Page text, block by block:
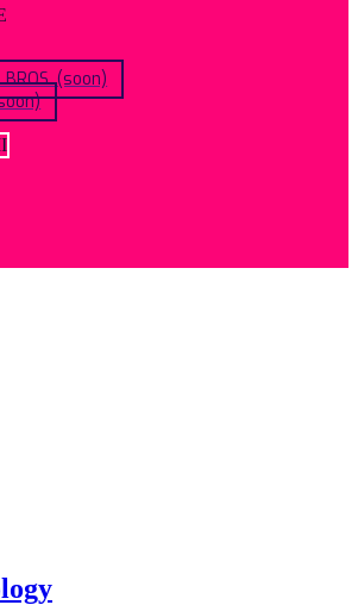
BROS. (soon)